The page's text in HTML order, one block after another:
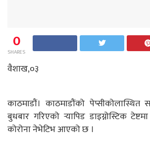
0
SHARES
वैशाख,०३
काठमाडौं। काठमाडौंको पेप्सीकोलास्थित
बुधबार गरिएको र्‍यापिड डाइग्नोस्टिक
कोरोना नेभेटिभ आएको छ ।